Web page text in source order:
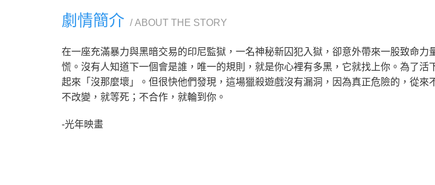
劇情簡介 ABOUT THE STORY
在一座充滿暴力與黑暗交易的印尼監獄，一名神秘新囚犯入獄，卻意外帶來一股致命
慌。沒有人知道下一個會是誰，唯一的規則，就是你心裡有多黑，它就找上你。為了
起來「沒那麼壞」。但很快他們發現，這場獵殺遊戲沒有漏洞，因為真正危險的，從
不改變，就等死；不合作，就輪到你。
-光年映畫